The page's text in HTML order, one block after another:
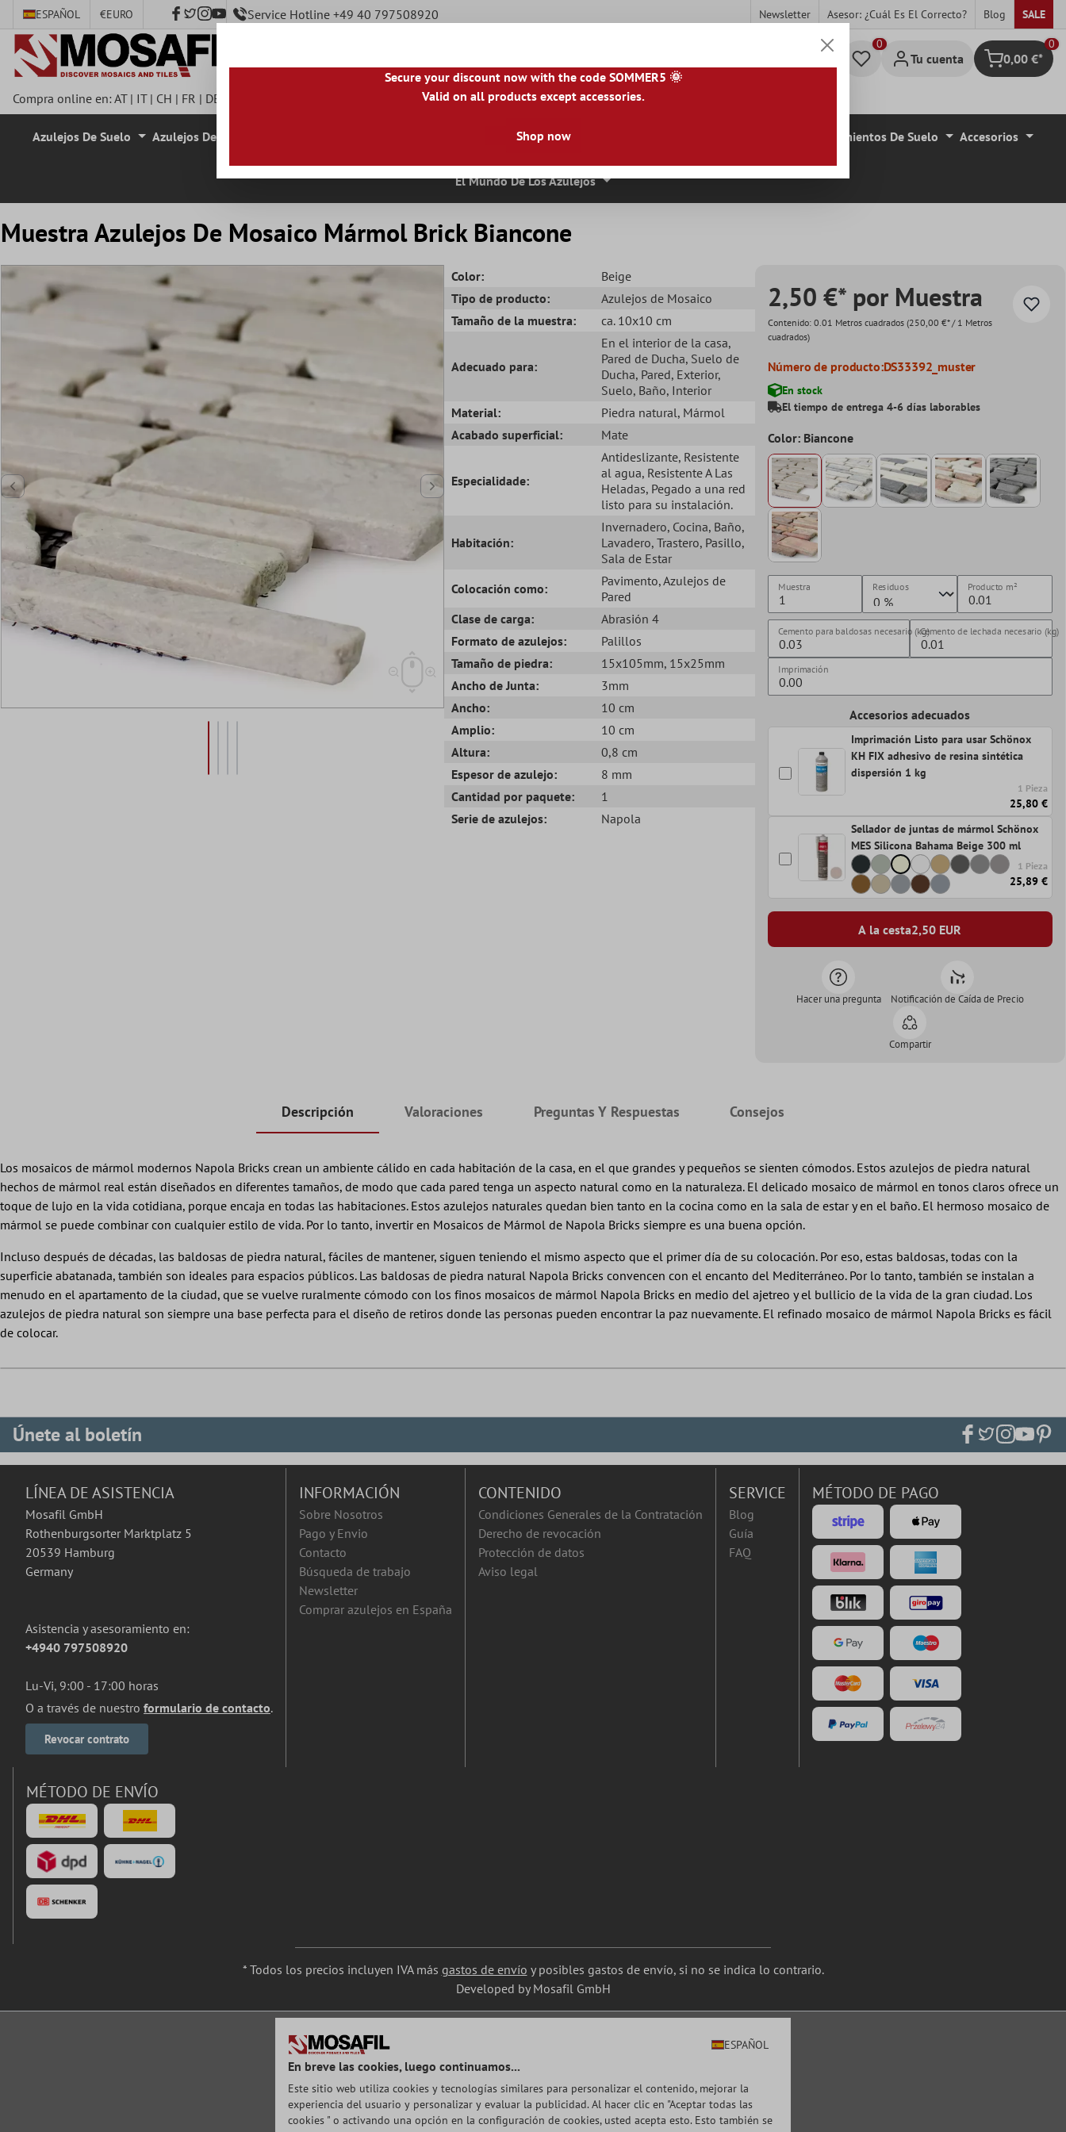
principal
ESPAÑOL €EURO Service Hotline +49 40 797508920 Newsletter Asesor: ¿cuál Es El Correcto? Blog SALE
Tu cuenta Cesta
0
0,00 €*
Compra online en:AT| IT| CH | FR | DE PL|PT|FI| GR|RO|NO|HU |BG|HR|LU
Azulejos De Suelo Azulejos De Pared Azulejos De Piedra Natural Losas Para Terrazas Revestimientos De Suelo Accesorios
El Mundo De Los Azulejos
Muestra Azulejos De Mosaico Mármol Brick Biancone
Color:
Beige
Tipo de producto:
Azulejos de Mosaico
Tamaño de la muestra:
ca. 10x10 cm
Adecuado para:
En el interior de la casa,
Pared de Ducha, Suelo de
Ducha, Pared, Exterior,
Suelo, Baño, Interior
Material:
Piedra natural, Mármol
Acabado superficial:
Mate
Especialidade:
Antideslizante, Resistente
al agua, Resistente A Las
Heladas, Pegado a una red
listo para su instalación.
Habitación:
Invernadero, Cocina, Baño,
Lavadero, Trastero, Pasillo,
Sala de Estar
Colocación como:
Pavimento, Azulejos de
Pared
Clase de carga:
Abrasión 4
Formato de azulejos:
Palillos
Tamaño de piedra:
15x105mm, 15x25mm
Ancho de Junta:
3mm
Ancho:
10 cm
Amplio:
10 cm
Altura:
0,8 cm
Espesor de azulejo:
8 mm
Cantidad por paquete:
1
Serie de azulejos:
Napola
2,50 €* por Muestra
Contenido: 0.01 Metros cuadrados (250,00 €* / 1 Metros
cuadrados)
Número de producto:DS33392_muster
En stock
El tiempo de entrega 4-6 días laborables
Color: Biancone
Muestra Residuos Producto m²
Cemento para baldosas necesario (kg)Cemento de lechada necesario (kg)
Imprimación
Accesorios adecuados
Imprimación Listo para usar Schönox
KH FIX adhesivo de resina sintética
dispersión 1 kg
1 Pieza
25,80 €
Sellador de juntas de mármol Schönox
MES Silicona Bahama Beige 300 ml
1 Pieza
25,89 €
A la cesta2,50 EUR
Hacer una pregunta Notificación de Caída de Precio
Compartir
Descripción Valoraciones Preguntas Y Respuestas Consejos
Los mosaicos de mármol modernos Napola Bricks crean un ambiente cálido en cada habitación de la casa, en el que grandes y pequeños se sienten cómodos. Estos azulejos de piedra natural
hechos de mármol real están diseñados en diferentes tamaños, de modo que cada pared tenga un aspecto natural como en la naturaleza. El delicado mosaico de mármol en tonos claros ofrece un
toque de lujo en la vida cotidiana, porque encaja en todas las habitaciones. Estos azulejos naturales quedan bien tanto en la cocina como en la sala de estar y en el baño. El hermoso mosaico de
mármol se puede combinar con cualquier estilo de vida. Por lo tanto, invertir en Mosaicos de Mármol de Napola Bricks siempre es una buena opción.
Incluso después de décadas, las baldosas de piedra natural, fáciles de mantener, siguen teniendo el mismo aspecto que el primer día de su colocación. Por eso, estas baldosas, todas con la
superficie abatanada, también son ideales para espacios públicos. Las baldosas de piedra natural Napola Bricks convencen con el encanto del Mediterráneo. Por lo tanto, también se instalan a
menudo en el apartamento de la ciudad, que se vuelve ruralmente cómodo con los finos mosaicos de mármol Napola Bricks en medio del ajetreo y el bullicio de la vida de la gran ciudad. Los
azulejos de piedra natural son siempre una base perfecta para el diseño de retiros donde las personas pueden encontrar la paz nuevamente. El refinado mosaico de mármol Napola Bricks es fácil
de colocar.
Únete al boletín
LÍNEA DE ASISTENCIA
Mosafil GmbH
Rothenburgsorter Marktplatz 5
20539 Hamburg
Germany
Asistencia y asesoramiento en:
+4940 797508920
Lu-Vi, 9:00 - 17:00 horas
O a través de nuestro formulario de contacto.
Revocar contrato
INFORMACIÓN
Sobre Nosotros
Pago y Envio
Contacto
Búsqueda de trabajo
Newsletter
Comprar azulejos en España
CONTENIDO
Condiciones Generales de la Contratación
Derecho de revocación
Protección de datos
Aviso legal
SERVICE
Blog
Guía
FAQ
MÉTODO DE PAGO
MÉTODO DE ENVÍO
* Todos los precios incluyen IVA más gastos de envío y posibles gastos de envío, si no se indica lo contrario.
Developed by Mosafil GmbH
ESPAÑOL
En breve las cookies, luego continuamos...
Este sitio web utiliza cookies y tecnologías similares para personalizar el contenido, mejorar la
experiencia del usuario y personalizar y evaluar la publicidad. Al hacer clic en "Aceptar todas las
cookies " o activando una opción en la configuración de cookies, usted acepta esto. Esto también se
Secure your discount now with the code SOMMER5 🌞
Valid on all products except accessories.
Shop now